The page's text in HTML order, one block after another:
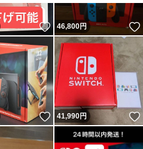
いいね！
46,800円
いいね！
41,990円